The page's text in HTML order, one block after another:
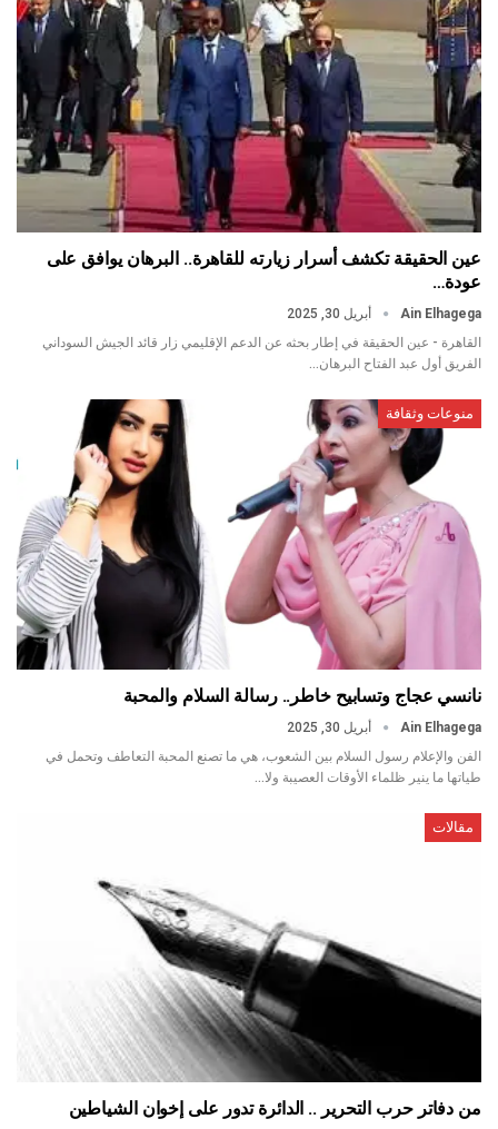
عين الحقيقة تكشف أسرار زيارته للقاهرة.. البرهان يوافق على
عودة…
Ain Elhagega
أبريل 30, 2025
القاهرة - عين الحقيقة في إطار بحثه عن الدعم الإقليمي زار قائد الجيش السوداني
الفريق أول عبد الفتاح البرهان…
منوعات وثقافة
نانسي عجاج وتسابيح خاطر.. رسالة السلام والمحبة
Ain Elhagega
أبريل 30, 2025
الفن والإعلام رسول السلام بين الشعوب، هي ما تصنع المحبة التعاطف وتحمل في
طياتها ما ينير ظلماء الأوقات العصيبة ولا…
مقالات
من دفاتر حرب التحرير .. الدائرة تدور على إخوان الشياطين